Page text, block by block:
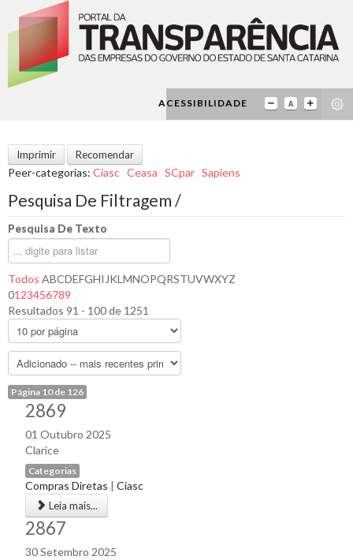
ACESSIBILIDADE
Imprimir Recomendar
Peer-categorias: Ciasc Ceasa SCpar Sapiens
Pesquisa De Filtragem /
Pesquisa De Texto
Todos ABCDEFGHI JKL MNOPQRSTUVWXYZ
01 23456789
Resultados 91 - 100 de 1251
Página 10 de 126
2869
01 Outubro 2025
Clarice
Categorias
Compras Diretas |Ciasc
Leia mais...
2867
30 Setembro 2025